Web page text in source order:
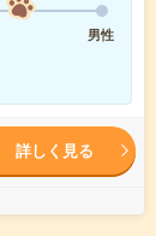
男性
詳しく見る